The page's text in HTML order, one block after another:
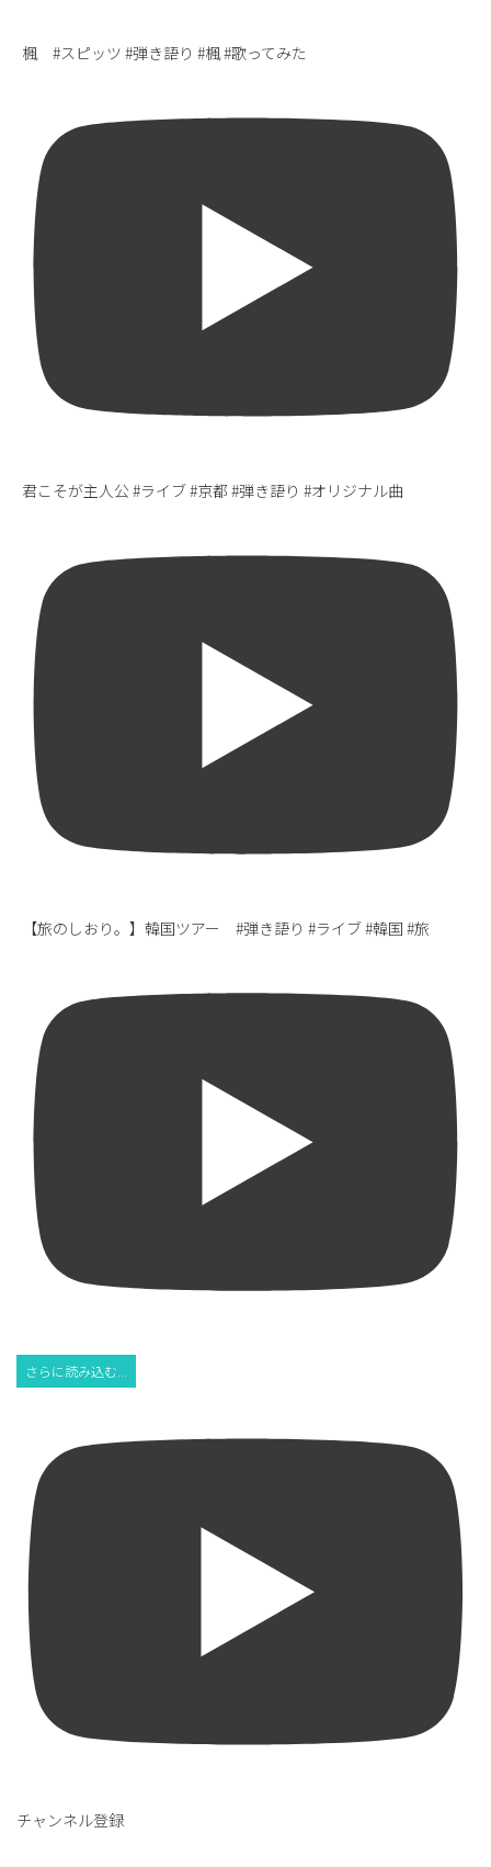
楓 #スピッツ #弾き語り #楓 #歌ってみた
君こそが主人公 #ライブ #京都 #弾き語り #オリジナル曲
【旅のしおり。】韓国ツアー #弾き語り #ライブ #韓国 #旅
さらに読み込む...
チャンネル登録